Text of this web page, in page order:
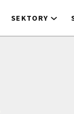
SEKTORY